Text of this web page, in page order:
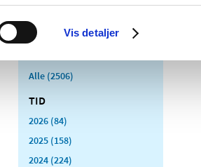
Vis detaljer
Alle (2506)
TID
2026 (84)
2025 (158)
2024 (224)